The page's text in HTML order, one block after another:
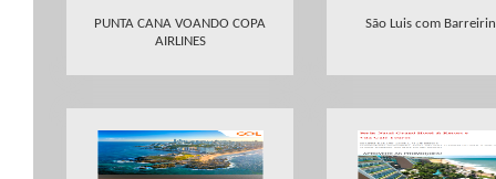
PUNTA CANA VOANDO COPA
AIRLINES
São Luis com